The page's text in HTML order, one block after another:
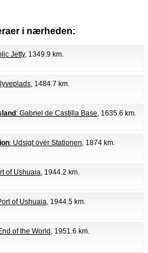
i nærheden:
Jetty, 1349.9 km.
, 1484.7 km.
: Gabriel de Castilla Base, 1635.6 km.
: Udsigt over Stationen, 1874 km.
of Ushuaia, 1944.2 km.
of Ushuaia, 1944.5 km.
of the World , 1951.6 km.